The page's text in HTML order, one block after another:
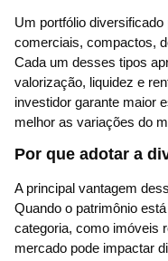
Um portfólio
comerciais, compactos,
Cada um desses tipos
valorização, liquidez e
investidor garante maior
melhor as variações do
Por que adotar a
A principal vantagem
Quando o patrimônio
categoria, como imóveis
mercado pode impactar